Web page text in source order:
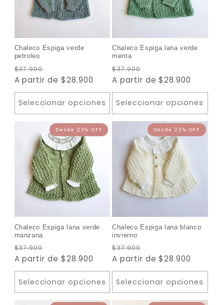
Desde 23% OFF
Chaleco Espiga verde
petroleo
Precio
habitual
$37.900
de
oferta
A partir de $28.900
Seleccionar opciones
Chaleco Espiga lana verde
menta
Precio
habitual
$37.900
de
oferta
A partir de $28.900
Seleccionar opciones
Chaleco Espiga lana verde
manzana
Precio
habitual
$37.900
de
oferta
A partir de $28.900
Seleccionar opciones
Chaleco Espiga lana blanco
invierno
Precio
habitual
$37.900
de
oferta
A partir de $28.900
Seleccionar opciones